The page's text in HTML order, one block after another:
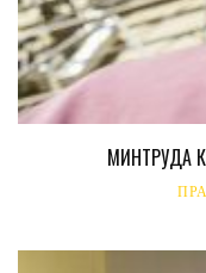
МИНТРУДА